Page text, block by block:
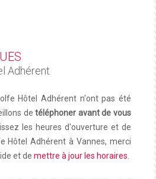
Adhérent
Hôtel Adhérent n'ont pas été
detéléphoner avant de vous
les heures d'ouverture et de
Hôtel Adhérent à Vannes, merci
et de mettre à jour les horaires.